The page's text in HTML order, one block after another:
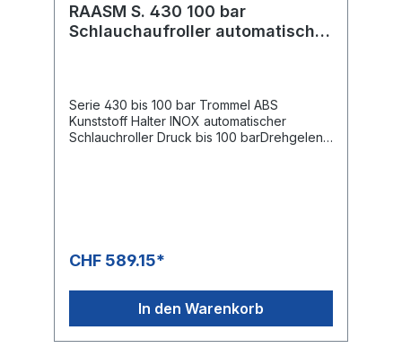
RAASM S. 430 100 bar
Schlauchaufroller automatisch
Serie 430 bis 100 bar Trommel ABS
Kunststoff Halter INOX automatischer
Schlauchroller Druck bis 100 barDrehgelenk
CHF 589.15*
In den Warenkorb